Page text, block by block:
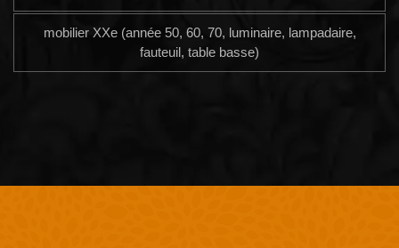
mobilier XXe (année 50, 60, 70, luminaire, lampadaire,
fauteuil, table basse)